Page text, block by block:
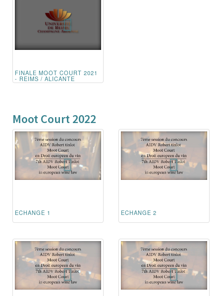
FINALE MOOT COURT 2021
- REIMS / ALICANTE
Moot Court 2022
ECHANGE 1 ECHANGE 2